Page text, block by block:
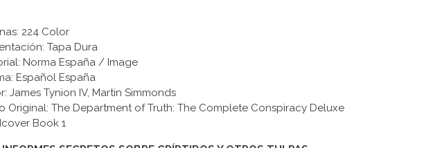
224 Color
Tapa Dura
Norma España / Image
Español España
James Tynion IV, Martin Simmonds
Original: The Department of Truth: The Complete Conspiracy Deluxe
Book 1